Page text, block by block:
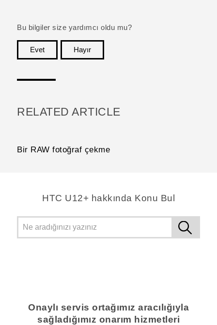
Bu bilgiler size yardımcı oldu mu?
Evet
Hayır
RELATED ARTICLE
Bir RAW fotoğraf çekme
HTC U12+ hakkında Konu Bul
Onaylı servis ortağımız aracılığıyla
sağladığımız onarım hizmetleri